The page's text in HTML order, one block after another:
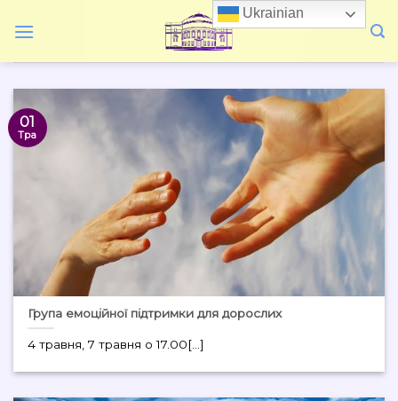
Група емоційної підтримки для дорослих
4 травня, 7 травня о 17.00[...]
01
Тра
Ukrainian